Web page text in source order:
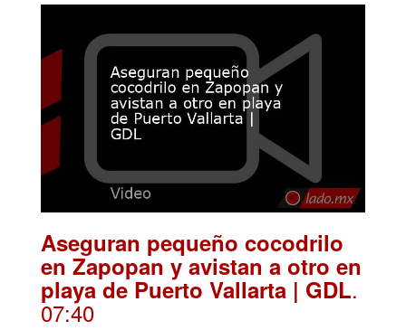
Aseguran pequeño cocodrilo
en Zapopan y avistan a otro en
playa de Puerto Vallarta | GDL.
07:40